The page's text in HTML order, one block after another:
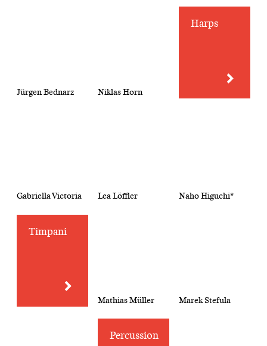
Jürgen Bednarz Niklas Horn
Harps
Gabriella Victoria Lea Löffler Naho Higuchi*
Timpani
Mathias Müller Marek Stefula
Percussion